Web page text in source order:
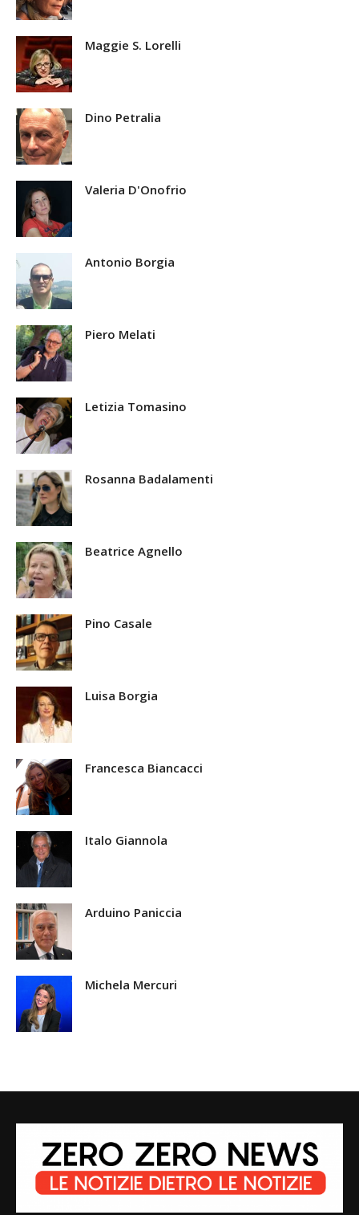
Maggie S. Lorelli
Dino Petralia
Valeria D'Onofrio
Antonio Borgia
Piero Melati
Letizia Tomasino
Rosanna Badalamenti
Beatrice Agnello
Pino Casale
Luisa Borgia
Francesca Biancacci
Italo Giannola
Arduino Paniccia
Michela Mercuri